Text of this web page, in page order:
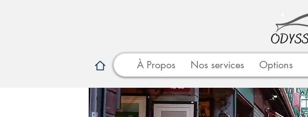
À Propos Nos services Options